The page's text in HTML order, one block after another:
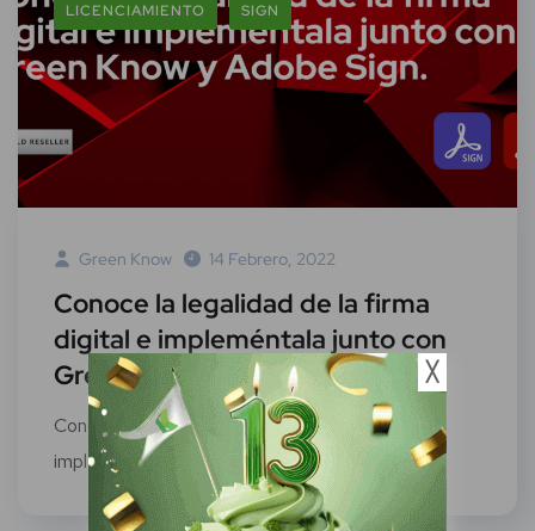
LICENCIAMIENTO SIGN
Green Know 14 Febrero, 2022
Conoce la legalidad de la firma
digital e impleméntala junto con
Green Know y Adobe Sign
Conoce la legalidad de la firma digital e
impleméntala junto con Green Know y...
╳